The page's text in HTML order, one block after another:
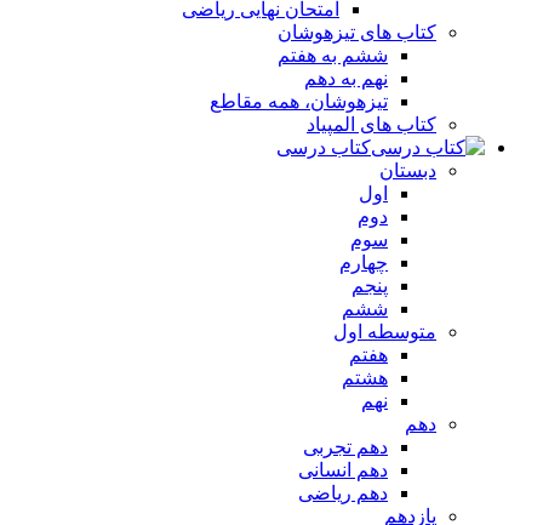
امتحان نهایی ریاضی
کتاب های تیزهوشان
ششم به هفتم
نهم به دهم
تیزهوشان، همه مقاطع
کتاب های المپیاد
کتاب درسی
دبستان
اول
دوم
سوم
چهارم
پنجم
ششم
متوسطه اول
هفتم
هشتم
نهم
دهم
دهم تجربی
دهم انسانی
دهم ریاضی
یازدهم